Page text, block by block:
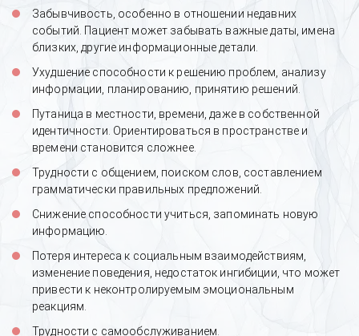
врача на дом и стабилизации
состояния
Забывчивость, особенно в отношении недавних
событий. Пациент может забывать важные даты, имена
близких, другие информационные детали.
Ухудшение способности к решению проблем, анализу
информации, планированию, принятию решений.
Путаница в местности, времени, даже в собственной
идентичности. Ориентироваться в пространстве и
времени становится сложнее.
Трудности с общением, поиском слов, составлением
грамматически правильных предложений.
Снижение способности учиться, запоминать новую
информацию.
Потеря интереса к социальным взаимодействиям,
изменение поведения, недостаток ингибиции, что может
привести к неконтролируемым эмоциональным
реакциям.
Трудности с самообслуживанием.